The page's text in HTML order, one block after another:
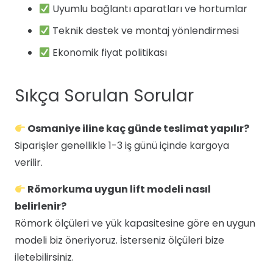
Uyumlu bağlantı aparatları ve hortumlar
Teknik destek ve montaj yönlendirmesi
Ekonomik fiyat politikası
Sıkça Sorulan Sorular
Osmaniye iline kaç günde teslimat yapılır?
Siparişler genellikle 1-3 iş günü içinde kargoya
verilir.
Römorkuma uygun lift modeli nasıl
belirlenir?
Römork ölçüleri ve yük kapasitesine göre en uygun
modeli biz öneriyoruz. İsterseniz ölçüleri bize
iletebilirsiniz.